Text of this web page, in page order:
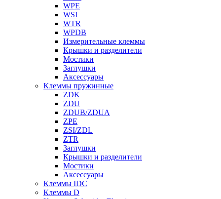
WPE
WSI
WTR
WPDB
Измерительные клеммы
Крышки и разделители
Мостики
Заглушки
Аксессуары
Клеммы пружинные
ZDK
ZDU
ZDUB/ZDUA
ZPE
ZSI/ZDL
ZTR
Заглушки
Крышки и разделители
Мостики
Аксессуары
Клеммы IDC
Клеммы D